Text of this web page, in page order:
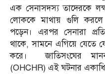
এক সেনাসদস্য তাদেরকে
লোককে মাথায় গুলি করলে
পড়েন। এরপর সেনারা
থাকে, সামনে এগিয়ে যেতে
করে। জাতিসংঘের
(OHCHR) এই ঘটনার